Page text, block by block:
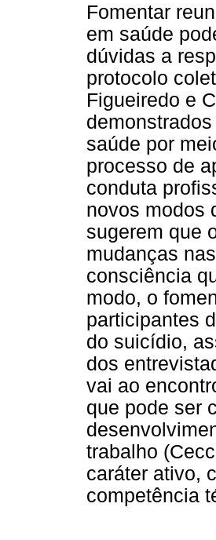
Fomentar
em saúde
dúvidas a
protocolo
Figueiredo e
saúde por
processo de
conduta
novos modos
sugerem que
mudanças
consciência
modo, o
participantes
do suicídio,
dos
vai ao
que pode ser
trabalho
caráter ativo,
competência